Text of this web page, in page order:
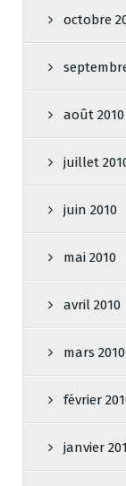
octobre
août 2010
juillet
juin 2010
mai 2010
avril 2010
mars 2010
février
janvier